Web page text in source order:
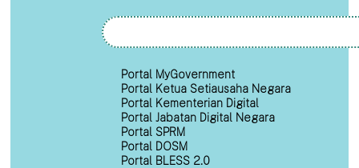
Portal MyGovernment
Portal Ketua Setiausaha Negara
Portal Kementerian Digital
Portal Jabatan Digital Negara
Portal SPRM
Portal DOSM
Portal BLESS 2.0